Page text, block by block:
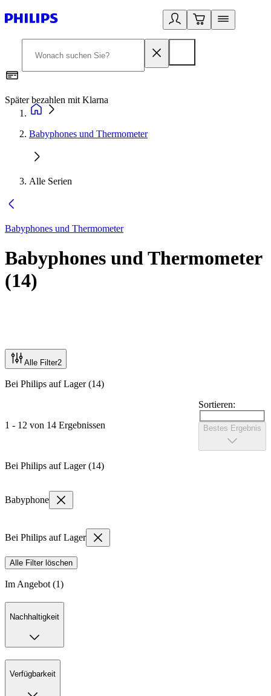
Später bezahlen mit Klarna
Babyphones und Thermometer
Alle Serien
Babyphones und Thermometer
Babyphones und Thermometer
(14)
Alle Filter2
Bei Philips auf Lager (14)
1 - 12 von 14 Ergebnissen
Sortieren:
Bestes Ergebnis
Bei Philips auf Lager (14)
Babyphone
Bei Philips auf Lager
Alle Filter löschen
Im Angebot (1)
Nachhaltigkeit
Verfügbarkeit